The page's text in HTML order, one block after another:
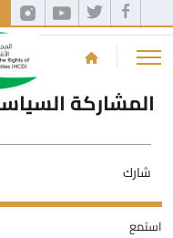
المشاركة
شارك
استمع